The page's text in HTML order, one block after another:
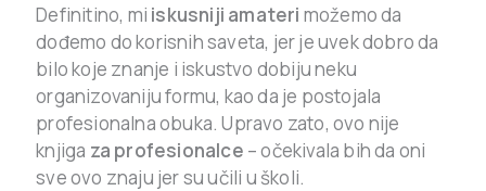
Definitino, mi iskusniji amateri možemo da
dođemo do korisnih saveta, jer je uvek dobro da
bilo koje znanje i iskustvo dobiju neku
organizovaniju formu, kao da je postojala
profesionalna obuka. Upravo zato, ovo nije
knjiga za profesionalce – očekivala bih da oni
sve ovo znaju jer su učili u školi.